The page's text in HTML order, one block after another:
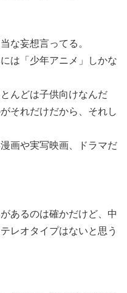
な妄想言ってる。
は「少年アニメ」しかな
んどは子供向けなんだ
それだけだから、それし
画や実写映画、ドラマだ
あるのは確かだけど、中
レオタイプはないと思う